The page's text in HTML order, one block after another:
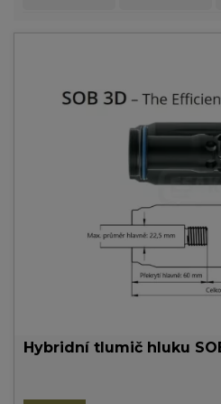
Hybridní tlumič hluku